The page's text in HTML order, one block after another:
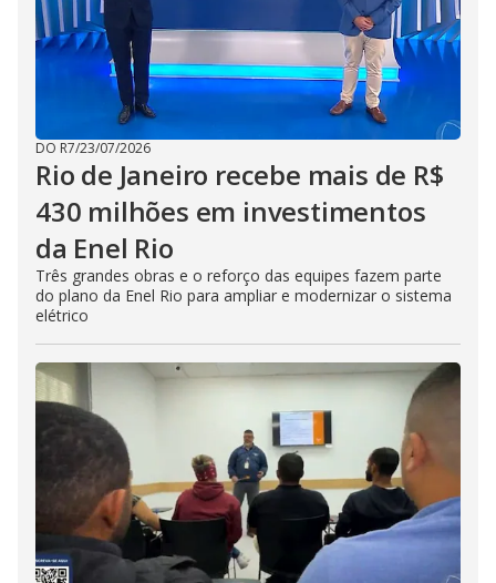
DO R7/23/07/2026
Rio de Janeiro recebe mais de R$
430 milhões em investimentos
da Enel Rio
Três grandes obras e o reforço das equipes fazem parte
do plano da Enel Rio para ampliar e modernizar o sistema
elétrico